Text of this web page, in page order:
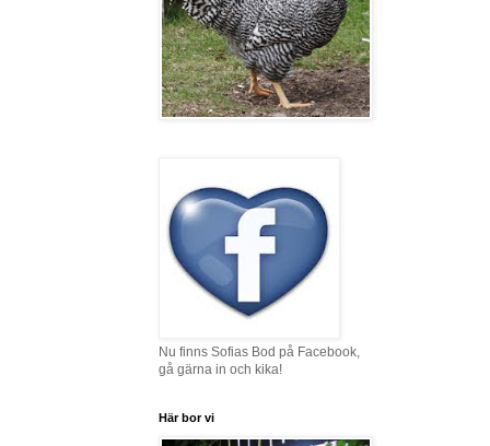
Nu finns Sofias Bod på Facebook,
gå gärna in och kika!
Här bor vi